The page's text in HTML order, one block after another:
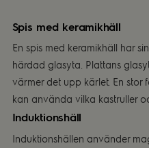
Spis med keramikhäll
En spis med keramikhäll har
härdad glasyta. Plattans
värmer det upp kärlet. En stor
kan använda vilka kastruller
Induktionshäll
Induktionshällen använder